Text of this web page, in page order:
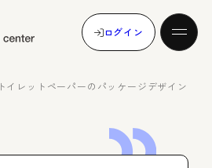
ログイン
トイレットペーパーのパッケージデザイン